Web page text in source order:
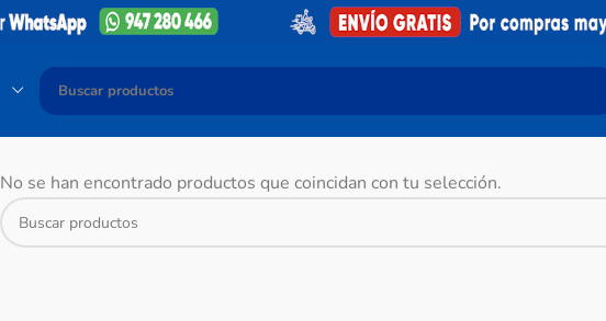
No se han encontrado productos que coincidan con tu selección.